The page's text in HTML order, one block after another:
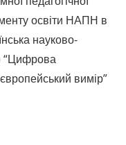
освіти НАПН в
науково-
“Цифрова
вимір”